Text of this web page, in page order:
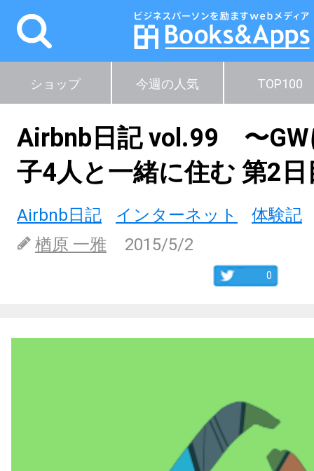
ショップ 今週の人気 TOP100
Airbnb日記 vol.99 〜GW
子4人と一緒に住む 第2日
Airbnb日記 インターネット
体験記
楢原 一雅
2015/5/2
0